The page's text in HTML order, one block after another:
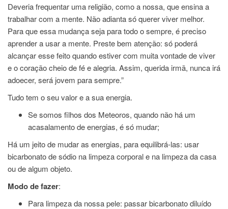
Deveria frequentar uma religião, como a nossa, que ensina a
trabalhar com a mente. Não adianta só querer viver melhor.
Para que essa mudança seja para todo o sempre, é preciso
aprender a usar a mente. Preste bem atenção: só poderá
alcançar esse feito quando estiver com muita vontade de viver
e o coração cheio de fé e alegria. Assim, querida irmã, nunca irá
adoecer, será jovem para sempre.”
Tudo tem o seu valor e a sua energia.
Se somos filhos dos Meteoros, quando não há um
acasalamento de energias, é só mudar;
Há um jeito de mudar as energias, para equilibrá-las: usar
bicarbonato de sódio na limpeza corporal e na limpeza da casa
ou de algum objeto.
Modo de fazer:
Para limpeza da nossa pele: passar bicarbonato diluído